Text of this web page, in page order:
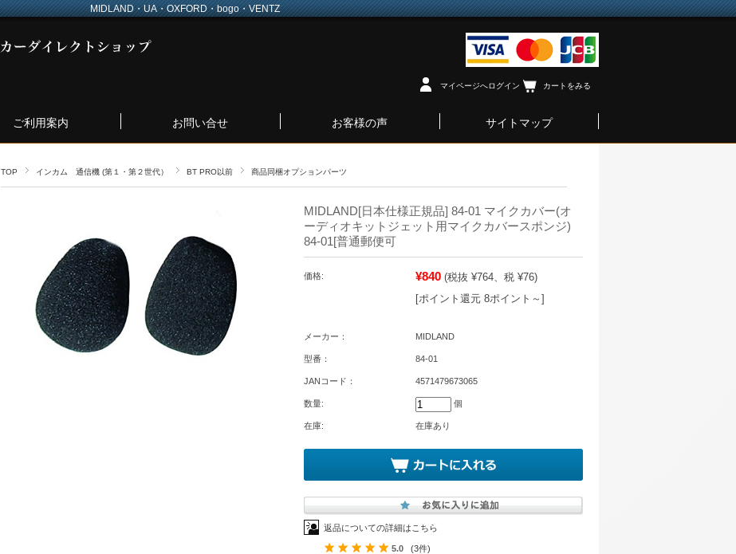
MIDLAND・UA・OXFORD・bogo・VENTZ
マイページへログイン カートをみる
ご利用案内 お問い合せ お客様の声 サイトマップ
TOP インカム 通信機 (第１・第２世代） BT PRO以前 商品同梱オプションパーツ
MIDLAND[日本仕様正規品] 84-01 マイクカバー(オ
ーディオキットジェット用マイクカバースポンジ)
84-01[普通郵便可
価格: ¥840 (税抜 ¥764、税 ¥76)
[ポイント還元 8ポイント～]
メーカー： MIDLAND
型番： 84-01
JANコード： 4571479673065
数量: 個
在庫: 在庫あり
返品についての詳細はこちら
5.0 (3件)